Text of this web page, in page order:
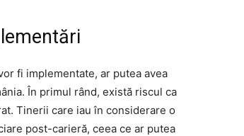
fi implementate, ar putea avea
În primul rând, există riscul ca
Tinerii care iau în considerare o
post-carieră, ceea ce ar putea